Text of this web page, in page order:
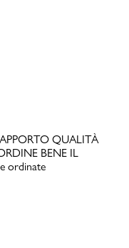
QUALITÀ
BENE IL
ordinate